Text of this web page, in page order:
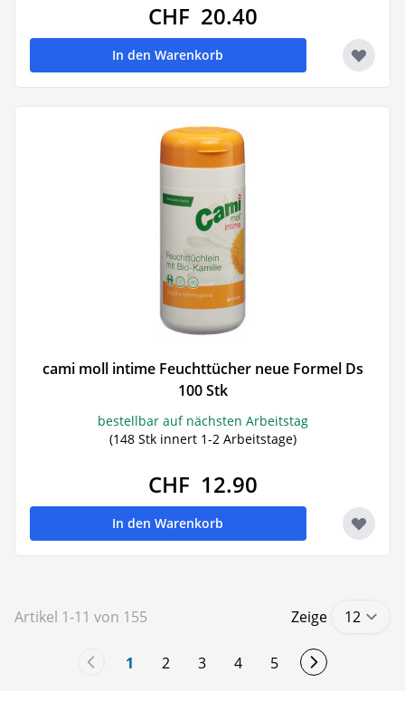
CHF 20.40
In den Warenkorb
cami moll intime Feuchttücher neue Formel Ds
100 Stk
bestellbar auf nächsten Arbeitstag
(148 Stk innert 1-2 Arbeitstage)
CHF 12.90
In den Warenkorb
Artikel 1-11 von 155
You're currently reading page
1 Seite
2 Seite
3 Seite
4 Seite
5
Zeige